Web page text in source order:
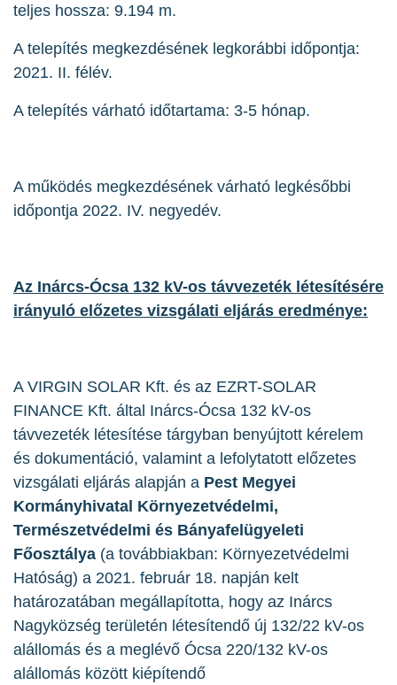
teljes hossza: 9.194 m.
A telepítés megkezdésének legkorábbi időpontja:
2021. II. félév.
A telepítés várható időtartama: 3-5 hónap.
A működés megkezdésének várható legkésőbbi
időpontja 2022. IV. negyedév.
Az Inárcs-Ócsa 132 kV-os távvezeték létesítésére
irányuló előzetes vizsgálati eljárás eredménye:
A VIRGIN SOLAR Kft. és az EZRT-SOLAR
FINANCE Kft. által Inárcs-Ócsa 132 kV-os
távvezeték létesítése tárgyban benyújtott kérelem
és dokumentáció, valamint a lefolytatott előzetes
vizsgálati eljárás alapján a Pest Megyei
Kormányhivatal Környezetvédelmi,
Természetvédelmi és Bányafelügyeleti
Főosztálya (a továbbiakban: Környezetvédelmi
Hatóság) a 2021. február 18. napján kelt
határozatában megállapította, hogy az Inárcs
Nagyközség területén létesítendő új 132/22 kV-os
alállomás és a meglévő Ócsa 220/132 kV-os
alállomás között kiépítendő